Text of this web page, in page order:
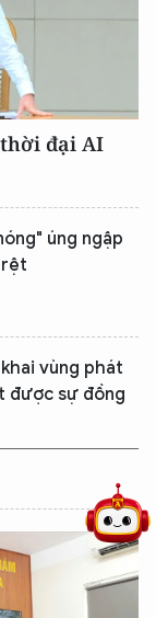
đại AI
úng ngập
vùng phát
được sự đồng
lý điểm nghẽn của